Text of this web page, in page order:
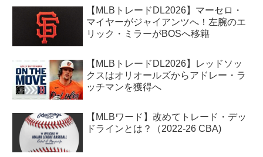
【MLBトレードDL2026】マーセロ・
マイヤーがジャイアンツへ！左腕のエ
リック・ミラーがBOSへ移籍
【MLBトレードDL2026】レッドソッ
クスはオリオールズからアドレー・ラ
ッチマンを獲得へ
【MLBワード】改めてトレード・デッ
ドラインとは？（2022-26 CBA)